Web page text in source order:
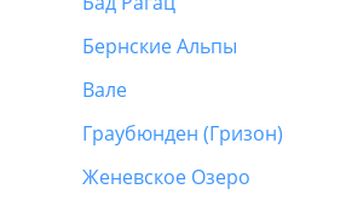
Бернские Альпы
Вале
Граубюнден (Гризон)
Женевское Озеро